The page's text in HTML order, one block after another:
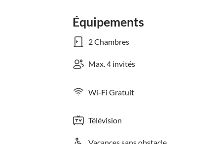
Équipements
2 Chambres
Max. 4 invités
Wi-Fi Gratuit
Télévision